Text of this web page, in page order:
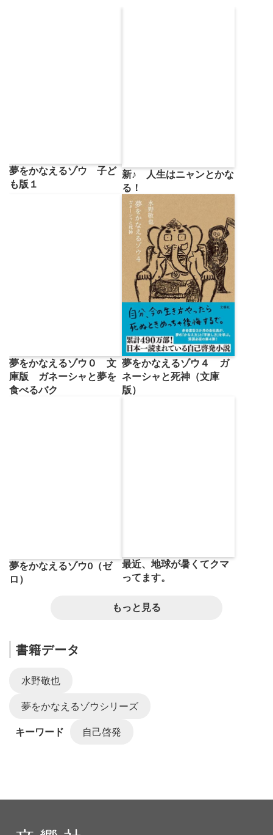
夢をかなえるゾウ 子ど
も版１
新♪ 人生はニャンとかな
る！
夢をかなえるゾウ０ 文
庫版 ガネーシャと夢を
食べるバク
夢をかなえるゾウ４ ガ
ネーシャと死神（文庫
版）
夢をかなえるゾウ0（ゼ
ロ）
最近、地球が暑くてクマ
ってます。
もっと見る
書籍データ
水野敬也
夢をかなえるゾウシリーズ
キーワード 自己啓発